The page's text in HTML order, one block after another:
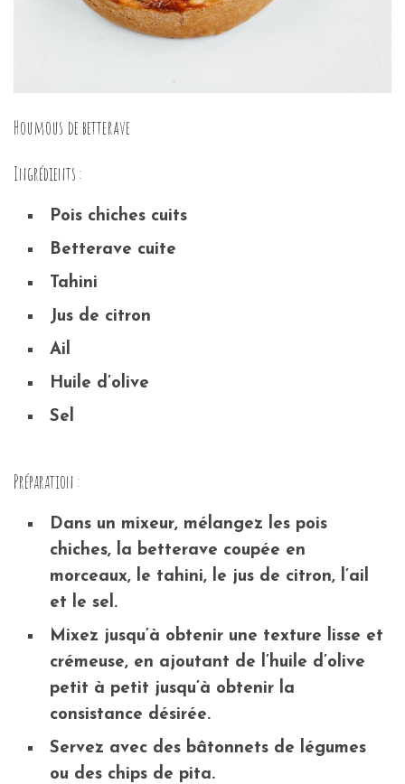
Houmous de betterave
Ingrédients :
Pois chiches cuits
Betterave cuite
Tahini
Jus de citron
Ail
Huile d’olive
Sel
Préparation :
Dans un mixeur, mélangez les pois
chiches, la betterave coupée en
morceaux, le tahini, le jus de citron, l’ail
et le sel.
Mixez jusqu’à obtenir une texture lisse et
crémeuse, en ajoutant de l’huile d’olive
petit à petit jusqu’à obtenir la
consistance désirée.
Servez avec des bâtonnets de légumes
ou des chips de pita.